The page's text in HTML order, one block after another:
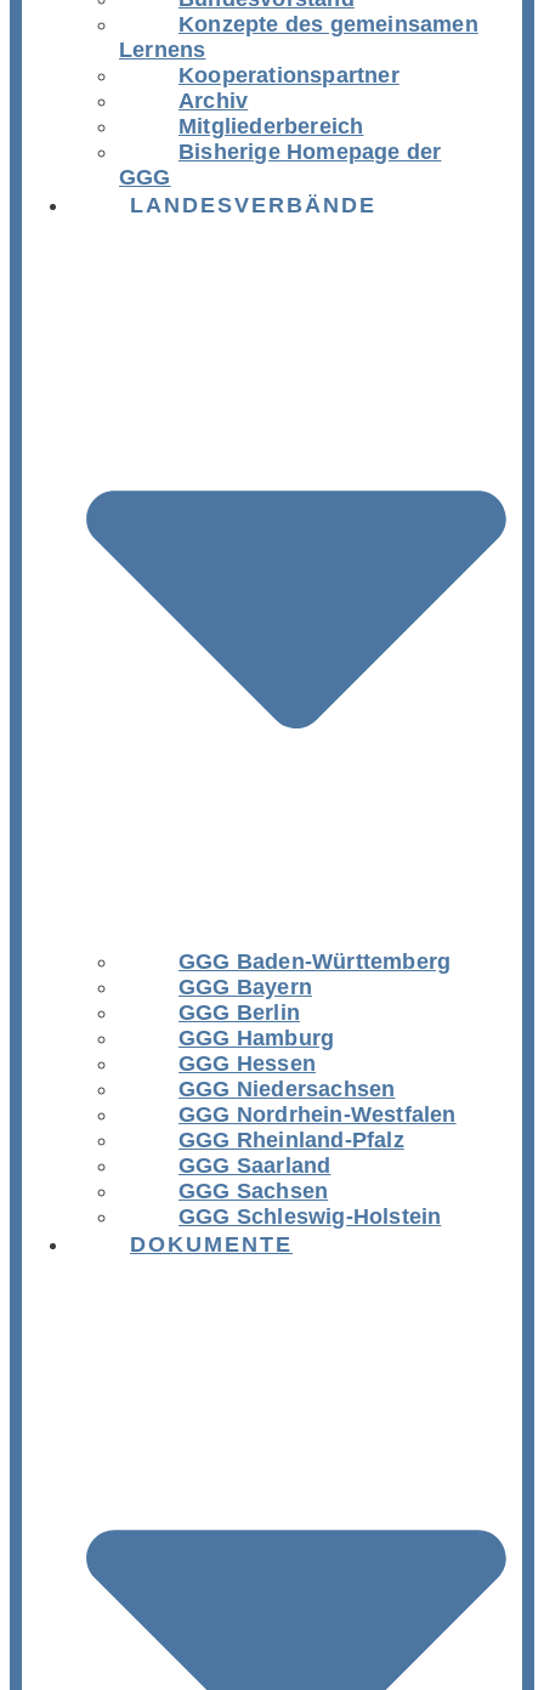
Konzepte des gemeinsamen
Lernens
Kooperationspartner
Archiv
Mitgliederbereich
Bisherige Homepage der
GGG
LANDESVERBÄNDE
GGG Baden-Württemberg
GGG Bayern
GGG Berlin
GGG Hamburg
GGG Hessen
GGG Niedersachsen
GGG Nordrhein-Westfalen
GGG Rheinland-Pfalz
GGG Saarland
GGG Sachsen
GGG Schleswig-Holstein
DOKUMENTE